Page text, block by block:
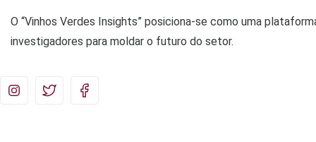
O “Vinhos Verdes Insights” posiciona-se como uma
investigadores para moldar o futuro do setor.